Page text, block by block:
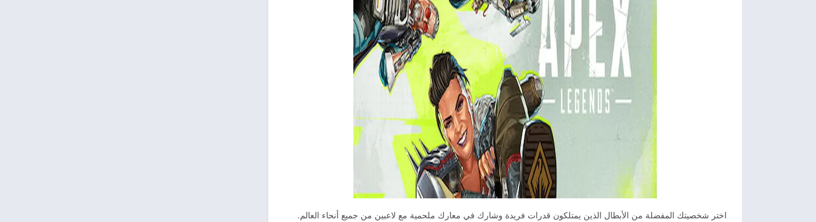
اختر شخصيتك المفضلة من الأبطال الذين يمتلكون قدرات فريدة وشارك في معارك ملحمية مع لاعبين من جميع أنحاء العالم.